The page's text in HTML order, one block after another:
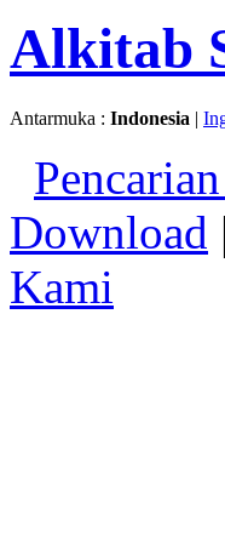
Alkitab
Antarmuka : Indonesia |
Download |
Kami